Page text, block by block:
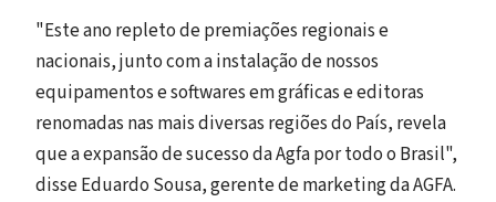
"Este ano repleto de premiações regionais e
nacionais, junto com a instalação de nossos
equipamentos e softwares em gráficas e editoras
renomadas nas mais diversas regiões do País, revela
que a expansão de sucesso da Agfa por todo o Brasil",
disse Eduardo Sousa, gerente de marketing da AGFA.